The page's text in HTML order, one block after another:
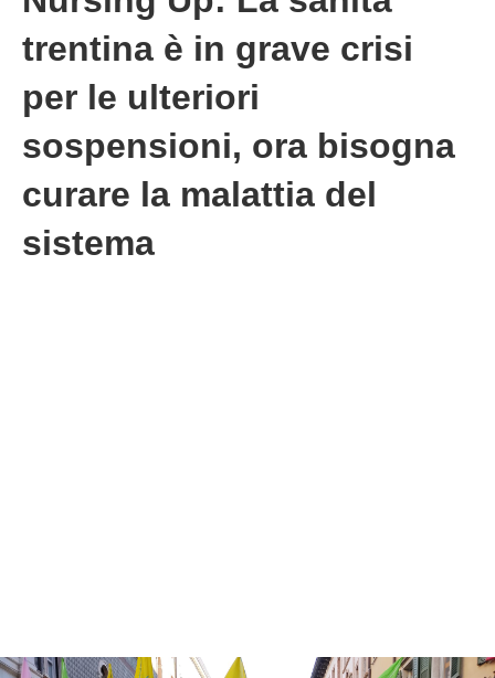
trentina è in grave crisi
per le ulteriori
sospensioni, ora bisogna
curare la malattia del
sistema